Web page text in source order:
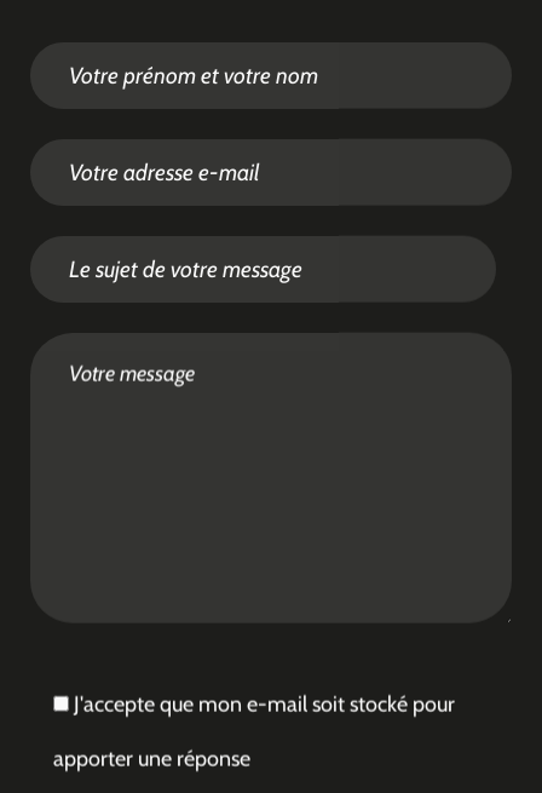
J'accepte que mon e-mail soit stocké pour
apporter une réponse